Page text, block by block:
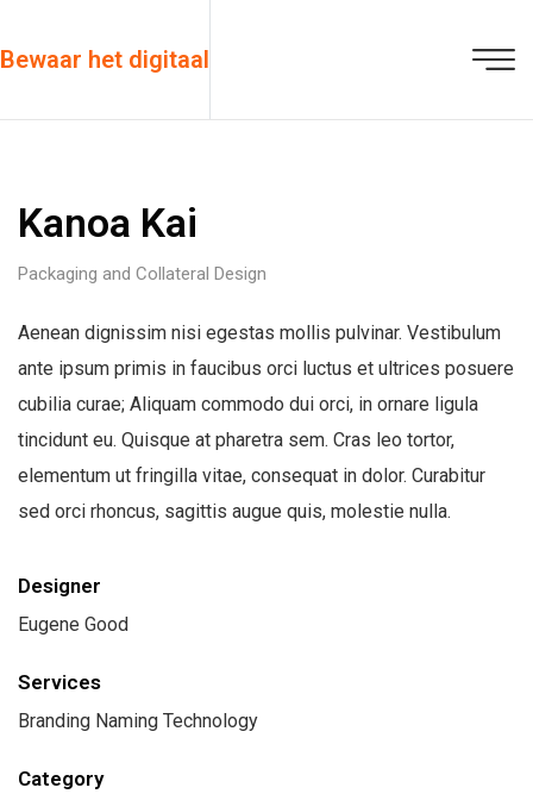
Bewaar het digitaal
Kanoa Kai
Packaging and Collateral Design
Aenean dignissim nisi egestas mollis pulvinar. Vestibulum
ante ipsum primis in faucibus orci luctus et ultrices posuere
cubilia curae; Aliquam commodo dui orci, in ornare ligula
tincidunt eu. Quisque at pharetra sem. Cras leo tortor,
elementum ut fringilla vitae, consequat in dolor. Curabitur
sed orci rhoncus, sagittis augue quis, molestie nulla.
Designer
Eugene Good
Services
Branding Naming Technology
Category